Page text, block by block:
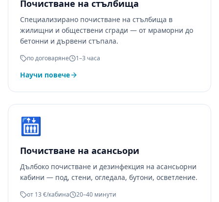
Почистване на стълбища
Специализирано почистване на стълбища в
жилищни и обществени сгради — от мраморни до
бетонни и дървени стъпала.
по договаряне 1–3 часа
Научи повече
🛗
Почистване на асансьори
Дълбоко почистване и дезинфекция на асансьорни
кабини — под, стени, огледала, бутони, осветление.
от 13 €/кабина 20–40 минути